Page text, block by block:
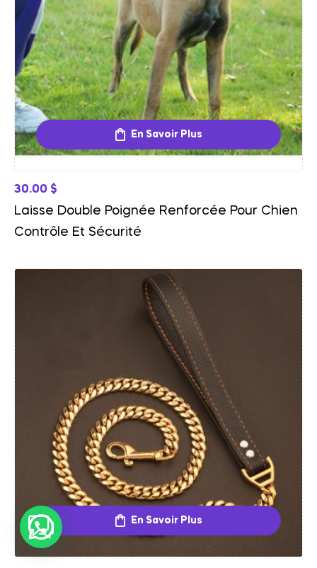
En Savoir Plus
30.00 $
Laisse Double Poignée Renforcée Pour Chien
Contrôle Et Sécurité
En Savoir Plus